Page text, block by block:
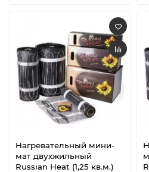
Нагревательный мини-
мат двухжильный
Russian Heat (1,25 кв.м.)